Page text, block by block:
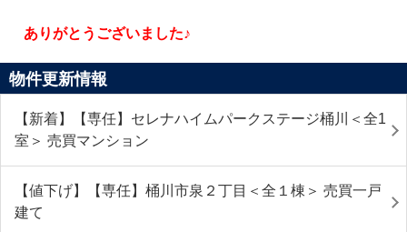
ありがとうございました♪
物件更新情報
【新着】【専任】セレナハイムパークステージ桶川＜全1
室＞ 売買マンション
【値下げ】【専任】桶川市泉２丁目＜全１棟＞ 売買一戸
建て